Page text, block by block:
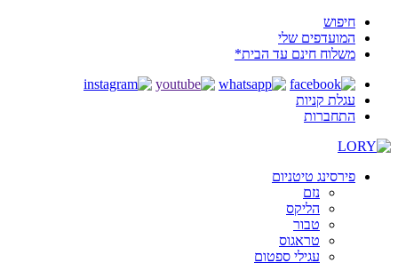
חיפוש
המועדפים שלי
משלוח חינם עד הבית*
עגלת קניות
התחברות
פירסינג טיטניום
נזם
הליקס
טבור
טראגוס
עגילי ספטום